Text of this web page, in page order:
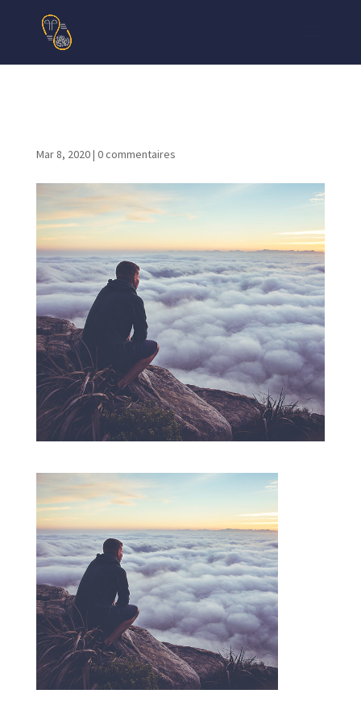
Mar 8, 2020| 0 commentaires